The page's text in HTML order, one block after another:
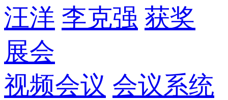
汪洋 李克强 获奖
展会
视频会议 会议系统